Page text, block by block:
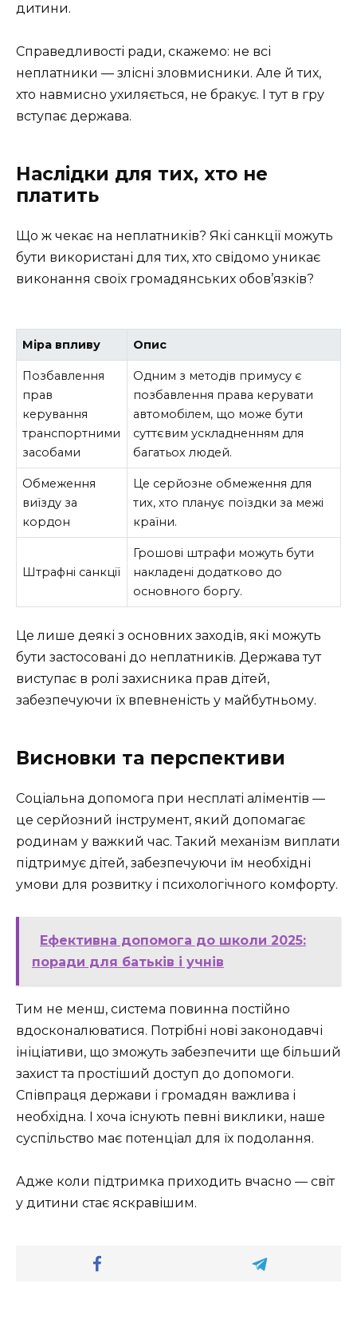
дитини.
Справедливості ради, скажемо: не всі
неплатники — злісні зловмисники. Але й тих,
хто навмисно ухиляється, не бракує. І тут в гру
вступає держава.
Наслідки для тих, хто не
платить
Що ж чекає на неплатників? Які санкції можуть
бути використані для тих, хто свідомо уникає
виконання своїх громадянських обов’язків?
Міра впливу Опис
Позбавлення
прав
керування
транспортними
засобами
Одним з методів примусу є
позбавлення права керувати
автомобілем, що може бути
суттєвим ускладненням для
багатьох людей.
Обмеження
виїзду за
кордон
Це серйозне обмеження для
тих, хто планує поїздки за межі
країни.
Штрафні санкції
Грошові штрафи можуть бути
накладені додатково до
основного боргу.
Це лише деякі з основних заходів, які можуть
бути застосовані до неплатників. Держава тут
виступає в ролі захисника прав дітей,
забезпечуючи їх впевненість у майбутньому.
Висновки та перспективи
Соціальна допомога при несплаті аліментів —
це серйозний інструмент, який допомагає
родинам у важкий час. Такий механізм виплати
підтримує дітей, забезпечуючи їм необхідні
умови для розвитку і психологічного комфорту.
Ефективна допомога до школи 2025:
поради для батьків і учнів
Тим не менш, система повинна постійно
вдосконалюватися. Потрібні нові законодавчі
ініціативи, що зможуть забезпечити ще більший
захист та простіший доступ до допомоги.
Співпраця держави і громадян важлива і
необхідна. І хоча існують певні виклики, наше
суспільство має потенціал для їх подолання.
Адже коли підтримка приходить вчасно — світ
у дитини стає яскравішим.